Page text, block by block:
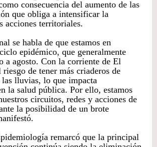
consecuencia del aumento de las
que obliga a intensificar la
acciones territoriales.
se habla de que estamos en
epidémico, que generalmente
a agosto. Con la corriente de El
de tener más criaderos de
lluvias, lo que impacta
la salud pública. Por ello, estamos
circuitos, redes y acciones de
la posibilidad de un brote
remarcó que la principal